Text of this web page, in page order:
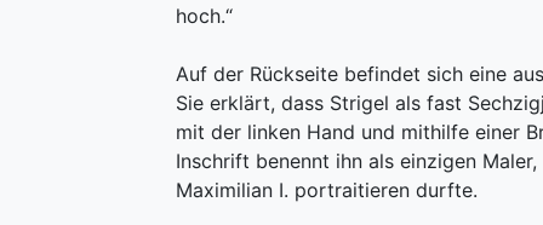
hoch.“
Auf der Rückseite befindet sich eine
Sie erklärt, dass Strigel als fast
mit der linken Hand und mithilfe einer
Inschrift benennt ihn als einzigen
Maximilian I. portraitieren durfte.